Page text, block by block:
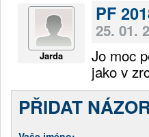
Jarda
PF
25. 01.
Jo moc
jako v
PŘIDAT